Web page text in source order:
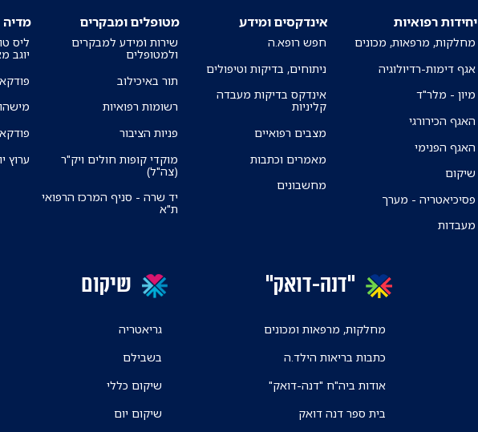
יחידות רפואיות
מחלקות, מרפאות, מכונים
אגף דימות-רדיולוגיה
מיון - מלר"ד
האגף הכירורגי
האגף הפנימי
שיקום
פסיכיאטריה - מערך
מעבדות
אינדקסים ומידע
חפש רופא.ה
ניתוחים, בדיקות וטיפולים
אינדקס בדיקות מעבדה
קליניות
מצבים רפואיים
מאמרים וכתבות
מחשבונים
מטופלים ומבקרים
שירות ומידע למבקרים
ולמטופלים
תור באיכילוב
רשומות רפואיות
פניות הציבור
מוקדי קופות חולים ויק"ר
(צה"ל)
יד שרה - סניף המרכז הרפואי
ת"א
מדיה
ליס
יוגב
ערוץ
"דנה-דואק"
מחלקות, מרפאות ומכונים
כתבות בריאות הילד.ה
אודות ביה"ח "דנה-דואק"
בית ספר דנה דואק
שיקום
גריאטריה
בשבילם
שיקום כללי
שיקום יום